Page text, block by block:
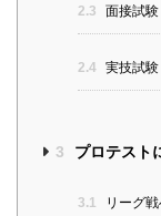
2.3 面接試験
2.4 実技試験
3 プロテスト
3.1 リーグ